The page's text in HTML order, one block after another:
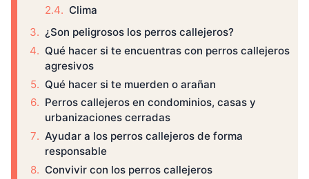
Clima
¿Son peligrosos los perros callejeros?
Qué hacer si te encuentras con perros callejeros
agresivos
Qué hacer si te muerden o arañan
Perros callejeros en condominios, casas y
urbanizaciones cerradas
Ayudar a los perros callejeros de forma
responsable
Convivir con los perros callejeros